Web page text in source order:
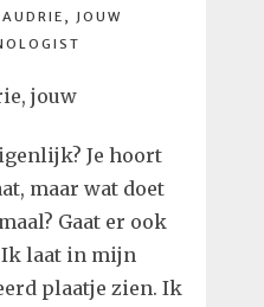
JOUW
Je hoort
maar wat doet
Gaat er ook
Ik laat in mijn
plaatje zien. Ik